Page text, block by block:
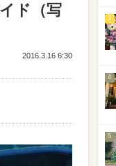
ド（写
2016.3.16 6:30
3
4
5